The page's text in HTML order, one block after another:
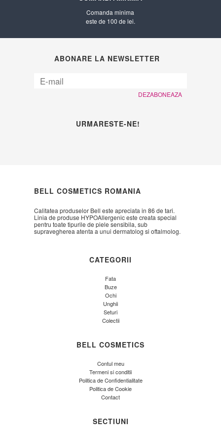
Comanda minima
este de 100 de lei.
ABONARE LA NEWSLETTER
DEZABONEAZA
URMARESTE-NE!
BELL COSMETICS ROMANIA
Calitatea produselor Bell este apreciata in 86 de tari.
Linia de produse HYPOAllergenic este creata special
pentru toate tipurile de piele sensibila, sub
supravegherea atenta a unui dermatolog si oftalmolog.
CATEGORII
Fata
Buze
Ochi
Unghii
Seturi
Colectii
BELL COSMETICS
Contul meu
Termeni si conditii
Politica de Confidentialitate
Politica de Cookie
Contact
SECTIUNI